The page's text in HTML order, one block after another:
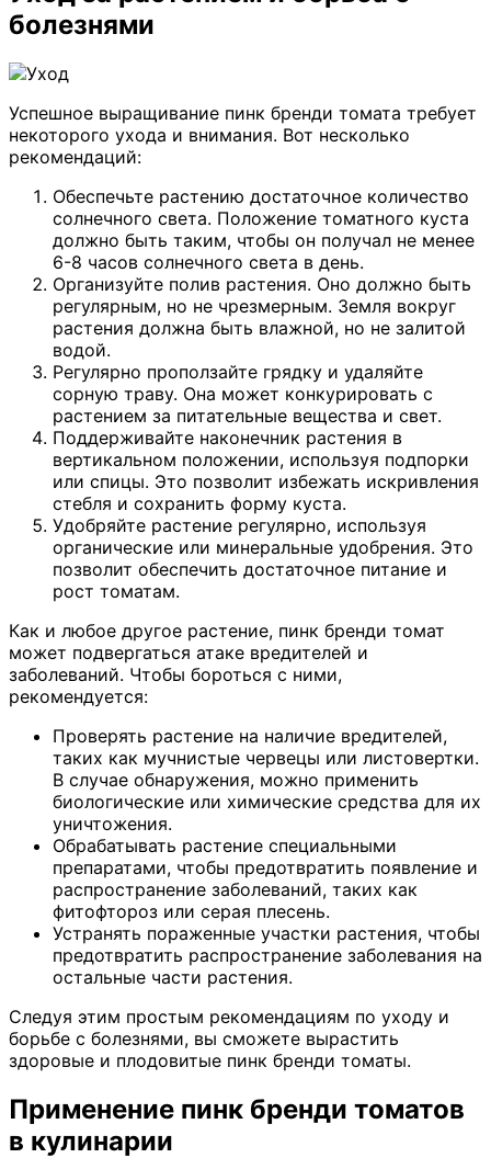
болезнями
Успешное выращивание пинк бренди томата требует
некоторого ухода и внимания. Вот несколько
рекомендаций:
Обеспечьте растению достаточное количество
солнечного света. Положение томатного куста
должно быть таким, чтобы он получал не менее
6-8 часов солнечного света в день.
Организуйте полив растения. Оно должно быть
регулярным, но не чрезмерным. Земля вокруг
растения должна быть влажной, но не залитой
водой.
Регулярно проползайте грядку и удаляйте
сорную траву. Она может конкурировать с
растением за питательные вещества и свет.
Поддерживайте наконечник растения в
вертикальном положении, используя подпорки
или спицы. Это позволит избежать искривления
стебля и сохранить форму куста.
Удобряйте растение регулярно, используя
органические или минеральные удобрения. Это
позволит обеспечить достаточное питание и
рост томатам.
Как и любое другое растение, пинк бренди томат
может подвергаться атаке вредителей и
заболеваний. Чтобы бороться с ними,
рекомендуется:
Проверять растение на наличие вредителей,
таких как мучнистые червецы или листовертки.
В случае обнаружения, можно применить
биологические или химические средства для их
уничтожения.
Обрабатывать растение специальными
препаратами, чтобы предотвратить появление и
распространение заболеваний, таких как
фитофтороз или серая плесень.
Устранять пораженные участки растения, чтобы
предотвратить распространение заболевания на
остальные части растения.
Следуя этим простым рекомендациям по уходу и
борьбе с болезнями, вы сможете вырастить
здоровые и плодовитые пинк бренди томаты.
Применение пинк бренди томатов
в кулинарии